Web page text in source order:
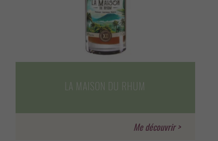
LA MAISON DU RHUM